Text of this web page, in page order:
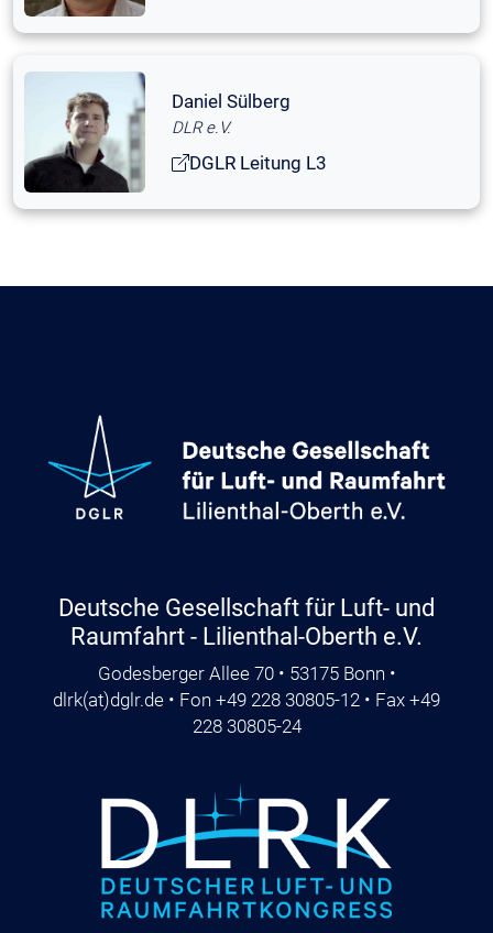
Daniel Sülberg
DLR e.V.
DGLR Leitung L3
Deutsche Gesellschaft für Luft- und
Raumfahrt - Lilienthal-Oberth e.V.
Godesberger Allee 70 • 53175 Bonn •
dlrk(at)dglr.de • Fon +49 228 30805-12 • Fax +49
228 30805-24